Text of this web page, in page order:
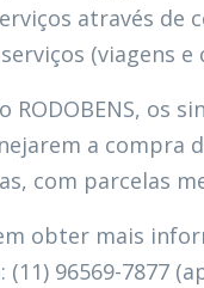
através de
(viagens
RODOBENS, os
a compra
com parcelas
obter mais
96569-7877